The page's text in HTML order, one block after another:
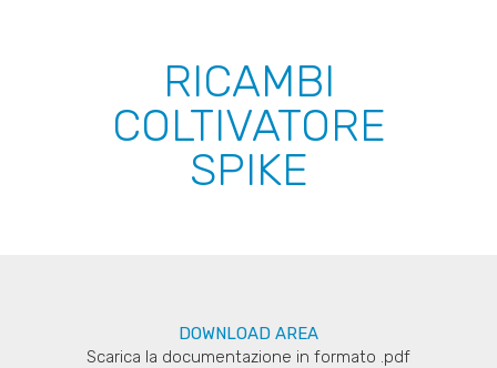
RICAMBI
COLTIVATORE
SPIKE
DOWNLOAD AREA
Scarica la documentazione in formato .pdf